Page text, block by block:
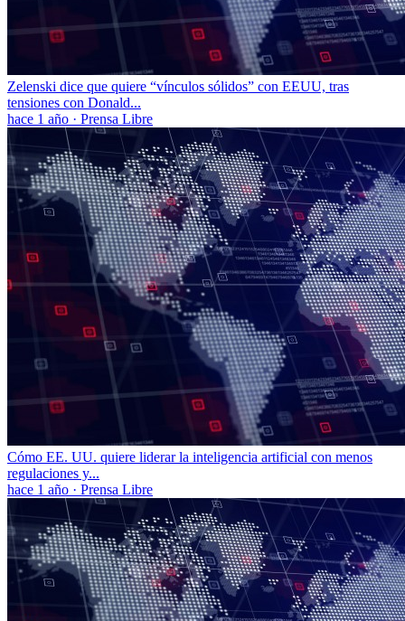
Zelenski dice que quiere “vínculos sólidos” con EEUU, tras
tensiones con Donald...
hace 1 año · Prensa Libre
Cómo EE. UU. quiere liderar la inteligencia artificial con menos
regulaciones y...
hace 1 año · Prensa Libre